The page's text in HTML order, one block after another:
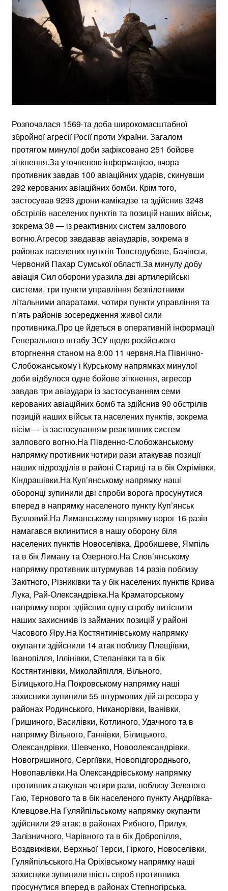
Розпочалася 1569-та доба широкомасштабної
збройної агресії Росії проти України. Загалом
протягом минулої доби зафіксовано 251 бойове
зіткнення.За уточненою інформацією, вчора
противник завдав 100 авіаційних ударів, скинувши
292 керованих авіаційних бомби. Крім того,
застосував 9293 дрони-камікадзе та здійснив 3248
обстрілів населених пунктів та позицій наших військ,
зокрема 38 — із реактивних систем залпового
вогню.Агресор завдавав авіаударів, зокрема в
районах населених пунктів Товстодубове, Бачівськ,
Червоний Пахар Сумської області.За минулу добу
авіація Сил оборони уразила дві артилерійські
системи, три пункти управління безпілотними
літальними апаратами, чотири пункти управління та
п’ять районів зосередження живої сили
противника.Про це йдеться в оперативній інформації
Генерального штабу ЗСУ щодо російського
вторгнення станом на 8:00 11 червня.На Північно-
Слобожанському і Курському напрямках минулої
доби відбулося одне бойове зіткнення, агресор
завдав три авіаудари із застосуванням семи
керованих авіаційних бомб та здійснив 90 обстрілів
позицій наших військ та населених пунктів, зокрема
вісім — із застосуванням реактивних систем
залпового вогню.На Південно-Слобожанському
напрямку противник чотири рази атакував позиції
наших підрозділів в районі Стариці та в бік Охрімівки,
Кіндрашівки.На Куп’янському напрямку наші
оборонці зупинили дві спроби ворога просунутися
вперед в напрямку населеного пункту Куп’янськ
Вузловий.На Лиманському напрямку ворог 16 разів
намагався вклинитися в нашу оборону біля
населених пунктів Новоселівка, Дробишеве, Ямпіль
та в бік Лиману та Озерного.На Слов’янському
напрямку противник штурмував 14 разів поблизу
Закітного, Різниківки та у бік населених пунктів Крива
Лука, Рай-Олександрівка.На Краматорському
напрямку ворог здійснив одну спробу витіснити
наших захисників із займаних позицій у районі
Часового Яру.На Костянтинівському напрямку
окупанти здійснили 14 атак поблизу Плещіївки,
Іванопілля, Іллінівки, Степанівки та в бік
Костянтинівки, Миколайпілля, Вільного,
Білицького.На Покровському напрямку наші
захисники зупинили 55 штурмових дій агресора у
районах Родинського, Никанорівки, Іванівки,
Гришиного, Василівки, Котлиного, Удачного та в
напрямку Вільного, Ганнівки, Білицького,
Олександрівки, Шевченко, Новоолександрівки,
Новогришиного, Сергіївки, Новопідгороднього,
Новопавлівки.На Олександрівському напрямку
противник атакував чотири рази, поблизу Зеленого
Гаю, Тернового та в бік населеного пункту Андріївка-
Клевцове.На Гуляйпільському напрямку окупанти
здійснили 29 атак: в районах Рибного, Прилук,
Залізничного, Чарівного та в бік Добропілля,
Воздвижівки, Верхньої Терси, Гіркого, Новоселівки,
Гуляйпільського.На Оріхівському напрямку наші
захисники зупинили шість спроб противника
просунутися вперед в районах Степногірська,